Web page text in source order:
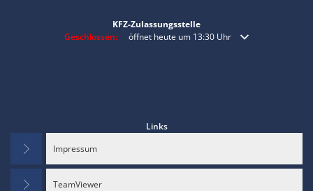
KFZ-Zulassungsstelle
Klicken, um weitere Öffnungs- oder Schließzeiten auszublenden
Geschlossen: öffnet heute um 13:30 Uhr
Links
Impressum
TeamViewer